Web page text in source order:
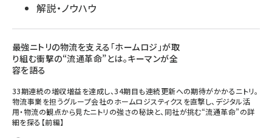
解説・ノウハウ
最強ニトリの物流を支える「ホームロジ」が取
り組む衝撃の“流通革命”とは。キーマンが全
容を語る
33期連続の増収増益を達成し、34期目も連続更新への期待がかかるニトリ。
物流事業を担うグループ会社のホームロジスティクスを直撃し、デジタル活
用・物流の観点から見たニトリの強さの秘訣と、同社が挑む“流通革命”の詳
細を探る【前編】